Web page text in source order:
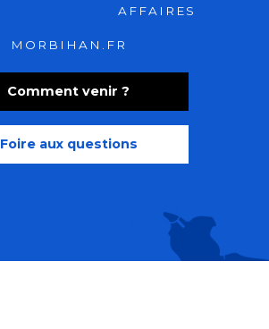
Recherche
Comment venir ?
Foire aux questions
AFFAIRES
MORBIHAN.FR